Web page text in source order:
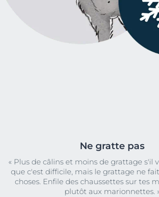
Ne gratte pas
« Plus de câlins et moins de grattage s'il
que c'est difficile, mais le grattage ne
choses. Enfile des chaussettes sur tes
plutôt aux marionnettes.